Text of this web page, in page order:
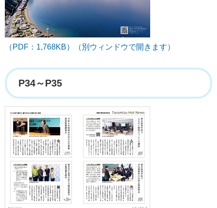
（PDF：1,768KB）（別ウィンドウで開きます）
P34～P35